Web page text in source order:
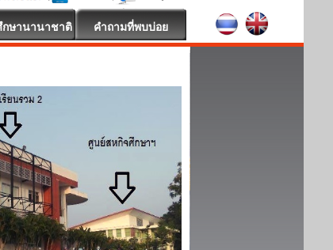
กษานานาชาติ คำถามที่พบบ่อย